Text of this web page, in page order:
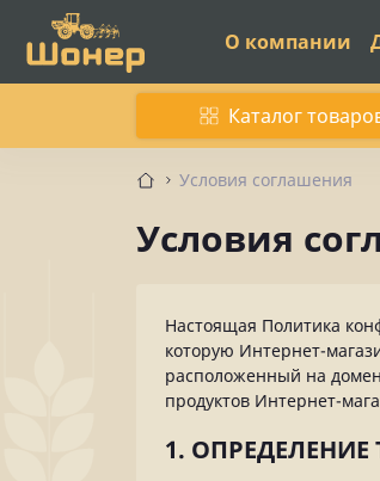
О компании
Каталог
Условия соглашения
Условия
Настоящая Политика
которую Интернет-
расположенный на
продуктов Интернет-
1.